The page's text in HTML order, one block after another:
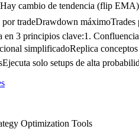
cambio de tendencia (flip
tradeDrawdown
en 3 principios clave:1.
simplificadoReplica
solo setups de alta
Optimization Tools